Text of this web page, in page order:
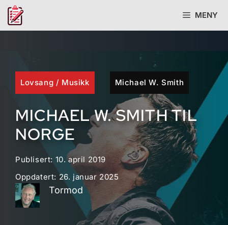
Hopp
MENY
Lovsang / Musikk Michael W. Smith
MICHAEL W. SMITH TIL
NORGE
Publisert: 10. april 2019
Oppdatert: 26. januar 2025
Tormod